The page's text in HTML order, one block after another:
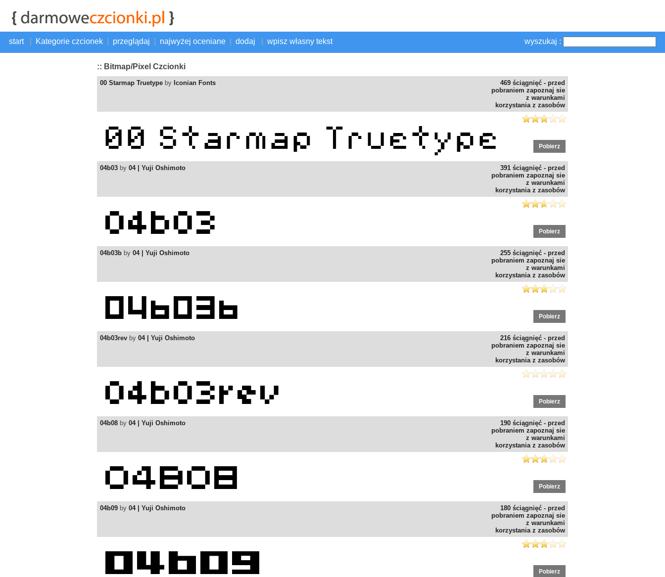
wyszukaj :
start Kategorie czcionek przeglądaj najwyżej oceniane dodaj wpisz własny tekst
:: Bitmap/Pixel Czcionki
469 ściągnięć - przed
pobraniem zapoznaj sie
z warunkami
korzystania z zasobów
00 Starmap Truetype by Iconian Fonts
Pobierz
391 ściągnięć - przed
pobraniem zapoznaj sie
z warunkami
korzystania z zasobów
04b03 by 04 | Yuji Oshimoto
Pobierz
255 ściągnięć - przed
pobraniem zapoznaj sie
z warunkami
korzystania z zasobów
04b03b by 04 | Yuji Oshimoto
Pobierz
216 ściągnięć - przed
pobraniem zapoznaj sie
z warunkami
korzystania z zasobów
04b03rev by 04 | Yuji Oshimoto
Pobierz
190 ściągnięć - przed
pobraniem zapoznaj sie
z warunkami
korzystania z zasobów
04b08 by 04 | Yuji Oshimoto
Pobierz
180 ściągnięć - przed
pobraniem zapoznaj sie
z warunkami
korzystania z zasobów
04b09 by 04 | Yuji Oshimoto
Pobierz